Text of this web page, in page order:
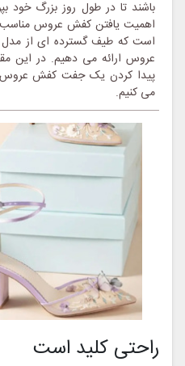
باشند تا در طول روز بزرگ خود
اهمیت یافتن کفش عروس مناسب
است که طیف گسترده ای از مدل
عروس ارائه می دهیم. در این
پیدا کردن یک جفت کفش عروس
می کنیم.
راحتی کلید است